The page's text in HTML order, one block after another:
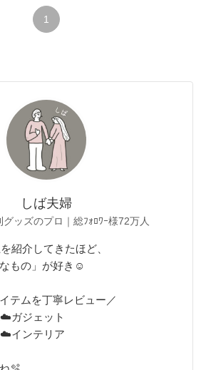
1
しば夫婦
ッズのプロ｜総ﾌｫﾛﾜｰ様72万人
紹介してきたほど、
なもの」が好き☺︎
テムを丁寧レビュー／
ガジェット
インテリア